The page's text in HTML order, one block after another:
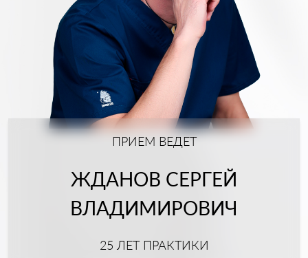
ПРИЕМ ВЕДЕТ
ЖДАНОВ СЕРГЕЙ
ВЛАДИМИРОВИЧ
25 ЛЕТ ПРАКТИКИ